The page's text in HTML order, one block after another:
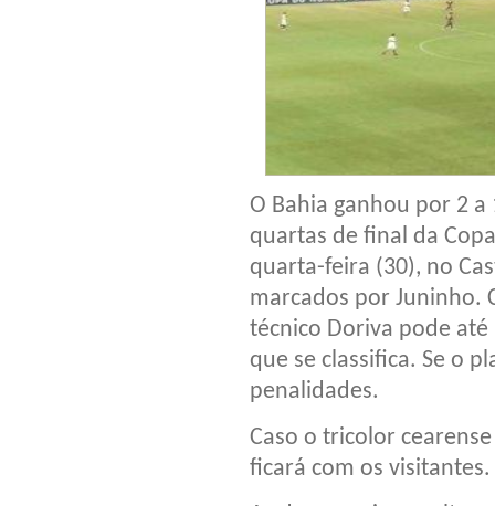
O Bahia ganhou por 2
quartas de final da
quarta-feira (30), no
marcados por Juninho.
técnico Doriva pode
que se classifica. Se o
penalidades.
Caso o tricolor
ficará com os visitantes.